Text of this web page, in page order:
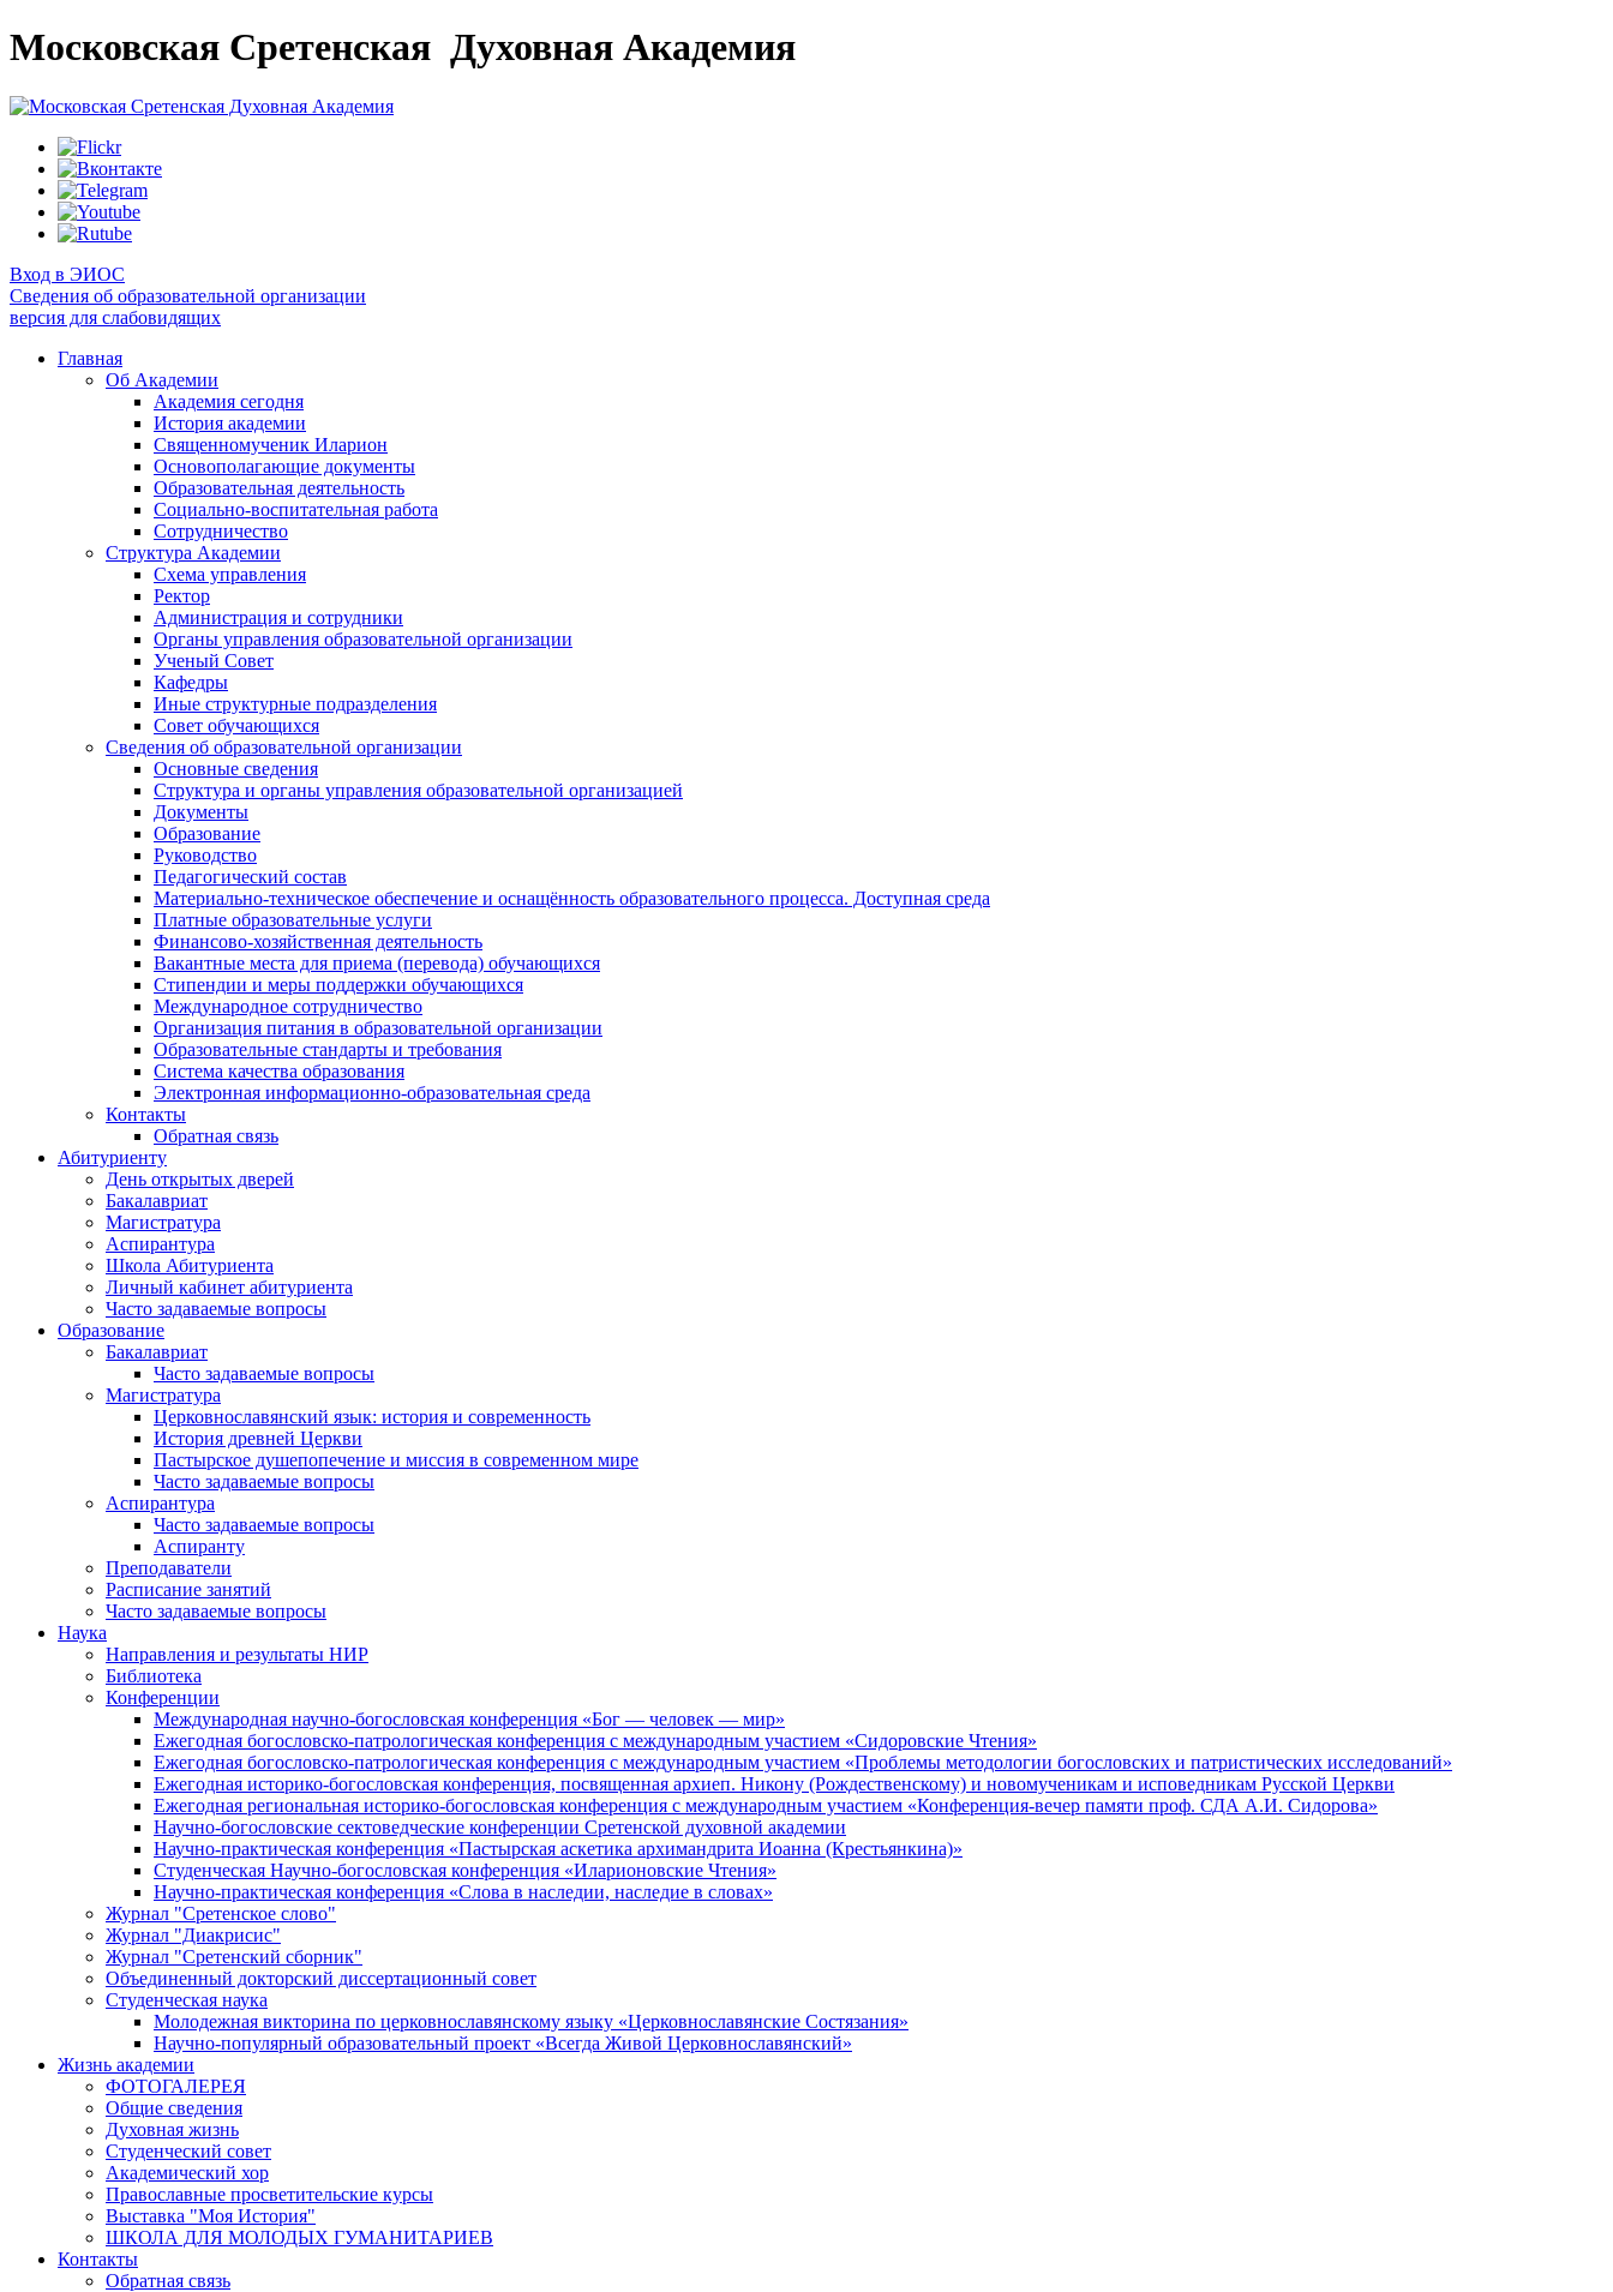
Московская Сретенская Духовная Академия
Вход в ЭИОС
Сведения об образовательной организации
версия для слабовидящих
Главная
Об Академии
Академия сегодня
История академии
Священномученик Иларион
Основополагающие документы
Образовательная деятельность
Социально-воспитательная работа
Сотрудничество
Структура Академии
Схема управления
Ректор
Администрация и сотрудники
Органы управления образовательной организации
Ученый Совет
Кафедры
Иные структурные подразделения
Совет обучающихся
Сведения об образовательной организации
Основные сведения
Структура и органы управления образовательной организацией
Документы
Образование
Руководство
Педагогический состав
Материально-техническое обеспечение и оснащённость образовательного процесса. Доступная среда
Платные образовательные услуги
Финансово-хозяйственная деятельность
Вакантные места для приема (перевода) обучающихся
Стипендии и меры поддержки обучающихся
Международное сотрудничество
Организация питания в образовательной организации
Образовательные стандарты и требования
Система качества образования
Электронная информационно-образовательная среда
Контакты
Обратная связь
Абитуриенту
День открытых дверей
Бакалавриат
Магистратура
Аспирантура
Школа Абитуриента
Личный кабинет абитуриента
Часто задаваемые вопросы
Образование
Бакалавриат
Часто задаваемые вопросы
Магистратура
Церковнославянский язык: история и современность
История древней Церкви
Пастырское душепопечение и миссия в современном мире
Часто задаваемые вопросы
Аспирантура
Часто задаваемые вопросы
Аспиранту
Преподаватели
Расписание занятий
Часто задаваемые вопросы
Наука
Направления и результаты НИР
Библиотека
Конференции
Международная научно-богословская конференция «Бог — человек — мир»
Ежегодная богословско-патрологическая конференция с международным участием «Сидоровские Чтения»
Ежегодная богословско-патрологическая конференция с международным участием «Проблемы методологии богословских и патристических исследований»
Ежегодная историко-богословская конференция, посвященная архиеп. Никону (Рождественскому) и новомученикам и исповедникам Русской Церкви
Ежегодная региональная историко-богословская конференция с международным участием «Конференция-вечер памяти проф. СДА А.И. Сидорова»
Научно-богословские сектоведческие конференции Сретенской духовной академии
Научно-практическая конференция «Пастырская аскетика архимандрита Иоанна (Крестьянкина)»
Студенческая Научно-богословская конференция «Иларионовские Чтения»
Научно-практическая конференция «Cлова в наследии, наследие в словах»
Журнал "Сретенское слово"
Журнал "Диакрисис"
Журнал "Сретенский сборник"
Объединенный докторский диссертационный совет
Студенческая наука
Молодежная викторина по церковнославянскому языку «Церковнославянские Состязания»
Научно-популярный образовательный проект «Всегда Живой Церковнославянский»
Жизнь академии
ФОТОГАЛЕРЕЯ
Общие сведения
Духовная жизнь
Студенческий совет
Академический хор
Православные просветительские курсы
Выставка "Моя История"
ШКОЛА ДЛЯ МОЛОДЫХ ГУМАНИТАРИЕВ
Контакты
Обратная связь